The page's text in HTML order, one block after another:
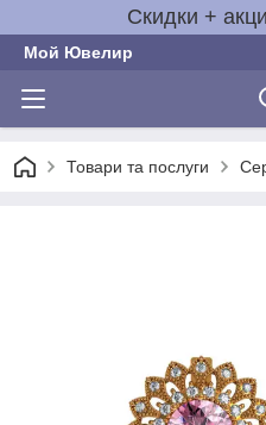
Скидки +
Мой Ювелир
Товари та послуги